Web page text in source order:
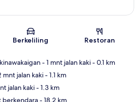
Peta
Berkeliling Restoran
- 1 mnt jalan kaki- 0.1 km
mnt jalan kaki- 1.1 km
jalan kaki- 1.3 km
berkendara- 18.2 km